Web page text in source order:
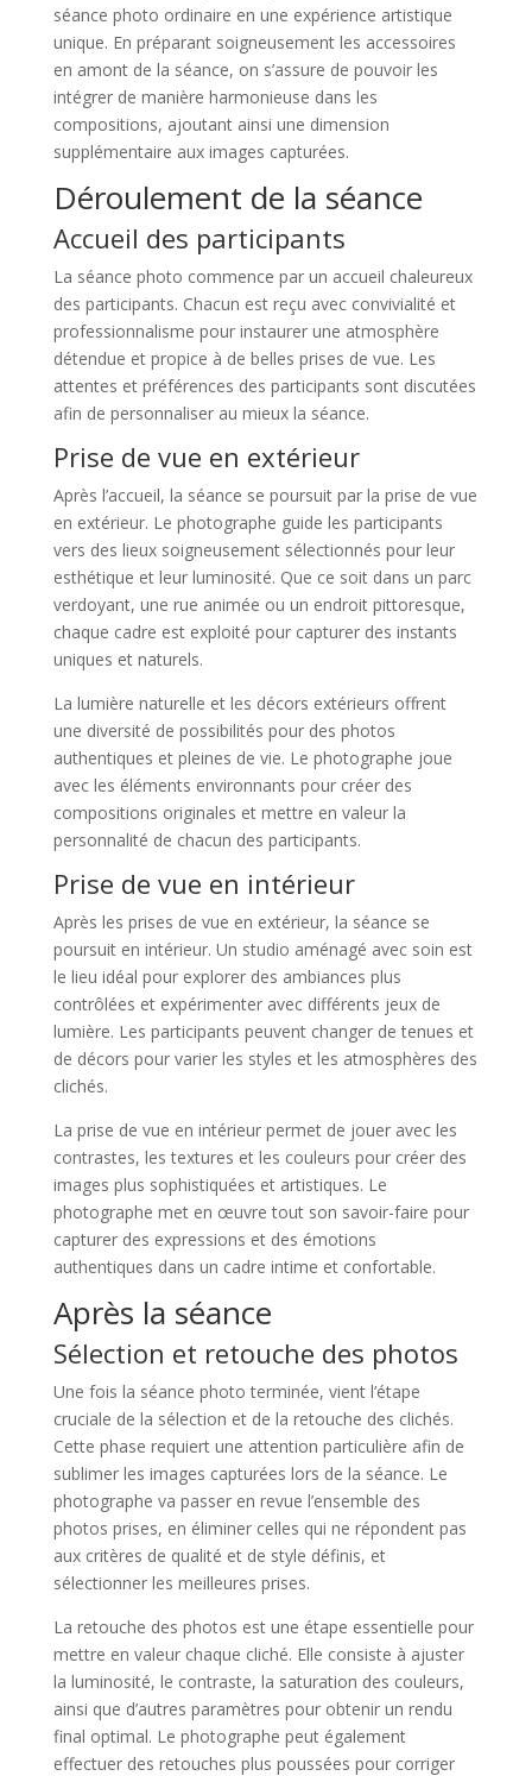
séance photo ordinaire en une expérience artistique
unique. En préparant soigneusement les accessoires
en amont de la séance, on s’assure de pouvoir les
intégrer de manière harmonieuse dans les
compositions, ajoutant ainsi une dimension
supplémentaire aux images capturées.
Déroulement de la séance
Accueil des participants
La séance photo commence par un accueil chaleureux
des participants. Chacun est reçu avec convivialité et
professionnalisme pour instaurer une atmosphère
détendue et propice à de belles prises de vue. Les
attentes et préférences des participants sont discutées
afin de personnaliser au mieux la séance.
Prise de vue en extérieur
Après l’accueil, la séance se poursuit par la prise de vue
en extérieur. Le photographe guide les participants
vers des lieux soigneusement sélectionnés pour leur
esthétique et leur luminosité. Que ce soit dans un parc
verdoyant, une rue animée ou un endroit pittoresque,
chaque cadre est exploité pour capturer des instants
uniques et naturels.
La lumière naturelle et les décors extérieurs offrent
une diversité de possibilités pour des photos
authentiques et pleines de vie. Le photographe joue
avec les éléments environnants pour créer des
compositions originales et mettre en valeur la
personnalité de chacun des participants.
Prise de vue en intérieur
Après les prises de vue en extérieur, la séance se
poursuit en intérieur. Un studio aménagé avec soin est
le lieu idéal pour explorer des ambiances plus
contrôlées et expérimenter avec différents jeux de
lumière. Les participants peuvent changer de tenues et
de décors pour varier les styles et les atmosphères des
clichés.
La prise de vue en intérieur permet de jouer avec les
contrastes, les textures et les couleurs pour créer des
images plus sophistiquées et artistiques. Le
photographe met en œuvre tout son savoir-faire pour
capturer des expressions et des émotions
authentiques dans un cadre intime et confortable.
Après la séance
Sélection et retouche des photos
Une fois la séance photo terminée, vient l’étape
cruciale de la sélection et de la retouche des clichés.
Cette phase requiert une attention particulière afin de
sublimer les images capturées lors de la séance. Le
photographe va passer en revue l’ensemble des
photos prises, en éliminer celles qui ne répondent pas
aux critères de qualité et de style définis, et
sélectionner les meilleures prises.
La retouche des photos est une étape essentielle pour
mettre en valeur chaque cliché. Elle consiste à ajuster
la luminosité, le contraste, la saturation des couleurs,
ainsi que d’autres paramètres pour obtenir un rendu
final optimal. Le photographe peut également
effectuer des retouches plus poussées pour corriger